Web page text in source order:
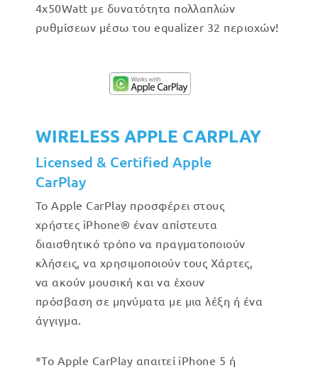
4x50Watt με δυνατότητα πολλαπλών
ρυθμίσεων μέσω του equalizer 32 περιοχών!
WIRELESS APPLE CARPLAY
Licensed & Certified Apple
CarPlay
Το Apple CarPlay προσφέρει στους
χρήστες iPhone® έναν απίστευτα
διαισθητικό τρόπο να πραγματοποιούν
κλήσεις, να χρησιμοποιούν τους Χάρτες,
να ακούν μουσική και να έχουν
πρόσβαση σε μηνύματα με μια λέξη ή ένα
άγγιγμα.
*Το Apple CarPlay απαιτεί iPhone 5 ή